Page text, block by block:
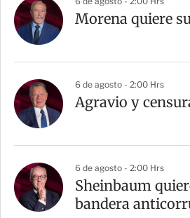
Morena quiere
6 de agosto - 2:00 Hrs
Agravio y
6 de agosto - 2:00 Hrs
Sheinbaum
bandera